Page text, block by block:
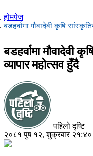
होमपेज
बडहर्वामा मौवादेवी कृषि
बडहर्वामा मौवादेवी
व्यापार महोत्सव हुँदै
पहिलो दृष्टि
२०८१ पुष १२, शुक्रबार २१:४०